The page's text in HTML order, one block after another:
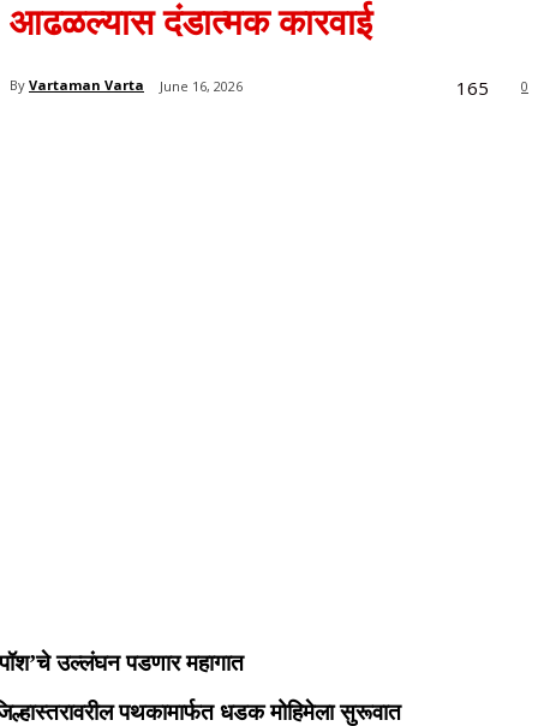
आढळल्यास दंडात्मक कारवाई
By Vartaman Varta June 16, 2026 0
165
उल्लंघन पडणार महागात
पथकामार्फत धडक मोहिमेला सुरूवात